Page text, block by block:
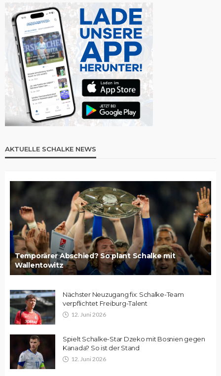
AKTUELLE SCHALKE NEWS
Temporärer Abschied? So plant Schalke mit
Wallentowitz
Nächster Neuzugang fix: Schalke-Team
verpflichtet Freiburg-Talent
12. Juni 2026
Spielt Schalke-Star Dzeko mit Bosnien gegen
Kanada? So ist der Stand
12. Juni 2026